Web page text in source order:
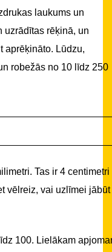
laukums un
uzrādītas rēķinā, un
aprēķināto. Lūdzu,
robežās no 10 līdz 250
Tas ir 4 centimetri
vēlreiz, vai uzlīmei jābūt
100. Lielākam